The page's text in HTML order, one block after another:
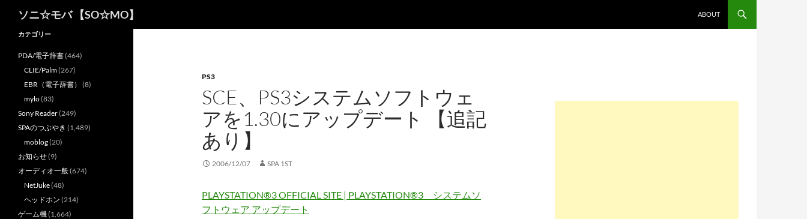
ソニ☆モバ 【SO☆MO】
ABOUT
PS3
SCE、PS3システムソフトウェ
アを1.30にアップデート 【追記
あり】
2006/12/07 SPA 1ST
PLAYSTATION®3 OFFICIAL SITE | PLAYSTATION®3 システムソ
フトウェア アップデート
カテゴリー
PDA/電子辞書(464)
CLIE/Palm(267)
EBR（電子辞書） (8)
mylo(83)
Sony Reader(249)
SPAのつぶやき (1,489)
moblog(20)
お知らせ(9)
オーディオ一般(674)
NetJuke(48)
ヘッドホン (214)
ゲーム機(1,664)